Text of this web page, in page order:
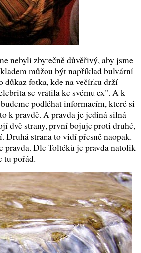
nebyli zbytečně důvěřivý, aby jsme
můžou být například bulvární
důkaz fotka, kde na večírku drží
se vrátila ke svému ex". A k
podléhat informacím, které si
k pravdě. A pravda je jediná silná
dvě strany, první bojuje proti druhé,
Druhá strana to vidí přesně naopak.
pravda. Dle Toltéků je pravda natolik
tu pořád.